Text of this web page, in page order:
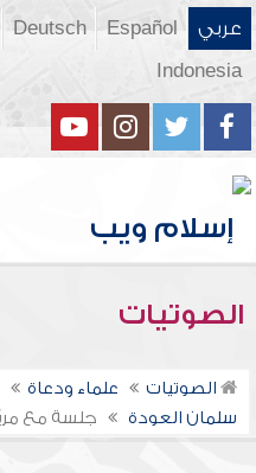
عربي Español
Deutsch
Indonesia
الصوتيات
الصوتيات علماء ودعاة
سلمان العودة
جلسة مع